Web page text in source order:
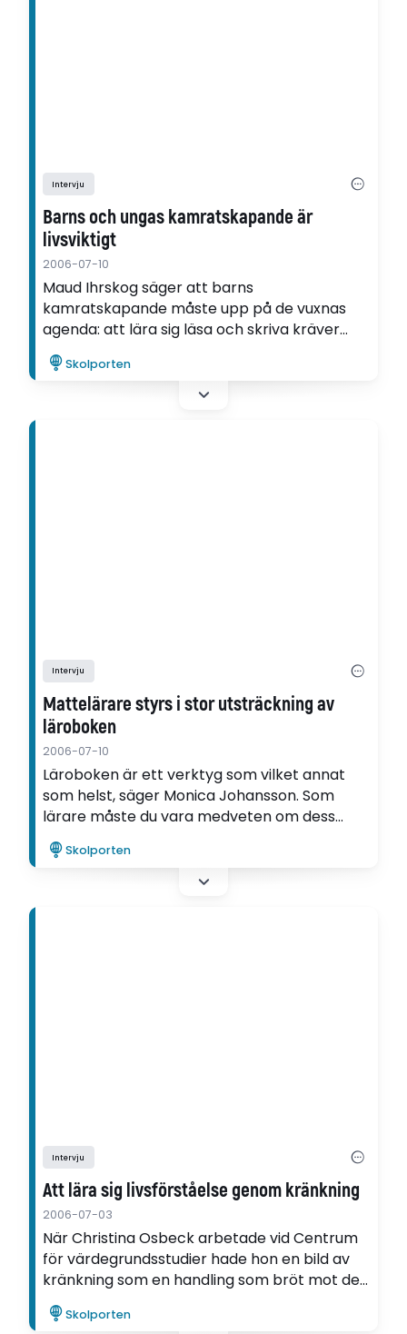
Intervju
Barns och ungas kamratskapande är
livsviktigt
2006-07-10
Maud Ihrskog säger att barns
kamratskapande måste upp på de vuxnas
agenda: att lära sig läsa och skriva kräver
hjälp, så även relationsskapandet. Att vara
älskad, att få ha roligt, att känna tillit och
närhet, det är LIVSVIKTIGA faktorer för ett
Skolporten
Intervju
Mattelärare styrs i stor utsträckning av
läroboken
2006-07-10
Läroboken är ett verktyg som vilket annat
som helst, säger Monica Johansson. Som
lärare måste du vara medveten om dess
tillgångar och begränsningar. Tillåts den
styra för mycket, kan den bli en onödig
begränsning i undervisningen.
Skolporten
Intervju
Att lära sig livsförståelse genom kränkning
2006-07-03
När Christina Osbeck arbetade vid Centrum
för värdegrundsstudier hade hon en bild av
kränkning som en handling som bröt mot det
normala. Det var tills hon upptäckte att det
inte var lika svart och vitt för eleverna...
Skolporten